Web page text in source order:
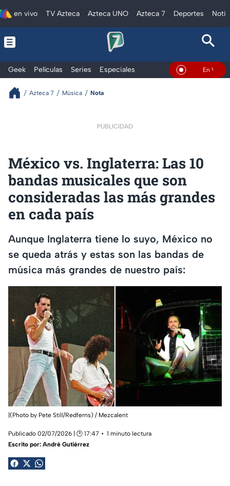
en vivo TV Azteca Azteca UNO Azteca 7 Deportes
Geek Películas Series Especiales En Vivo
Azteca 7 Música Nota
PUBLICIDAD
México vs. Inglaterra: Las 10
bandas musicales que son
consideradas las más grandes
en cada país
Aunque Inglaterra tiene lo suyo, México no
se queda atrás y estas son las bandas de
música más grandes de nuestro país:
|(Photo by Pete Still/Redferns) / Mezcalent
Publicado 02/07/2026 | 🕑 17:47
1 minuto lectura
Escrito por: André Gutiérrez